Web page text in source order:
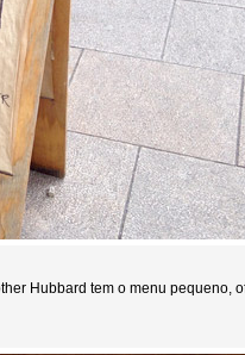
Hubbard tem o menu pequeno,